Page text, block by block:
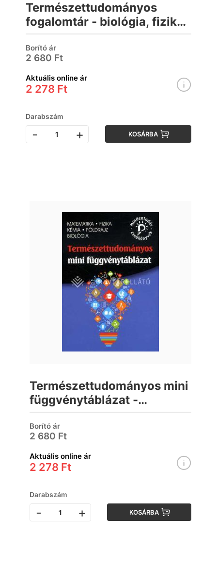
Természettudományos
fogalomtár - biológia, fizika,
földrajz, kémia, matematika
Borító ár
2 680 Ft
Aktuális online ár
2 278 Ft
Darabszám
- + KOSÁRBA
Természettudományos mini
függvénytáblázat -
matematika, fizika, kémia,
földrajz, biológia
Borító ár
2 680 Ft
Aktuális online ár
2 278 Ft
Darabszám
- + KOSÁRBA